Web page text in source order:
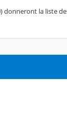
donneront la liste